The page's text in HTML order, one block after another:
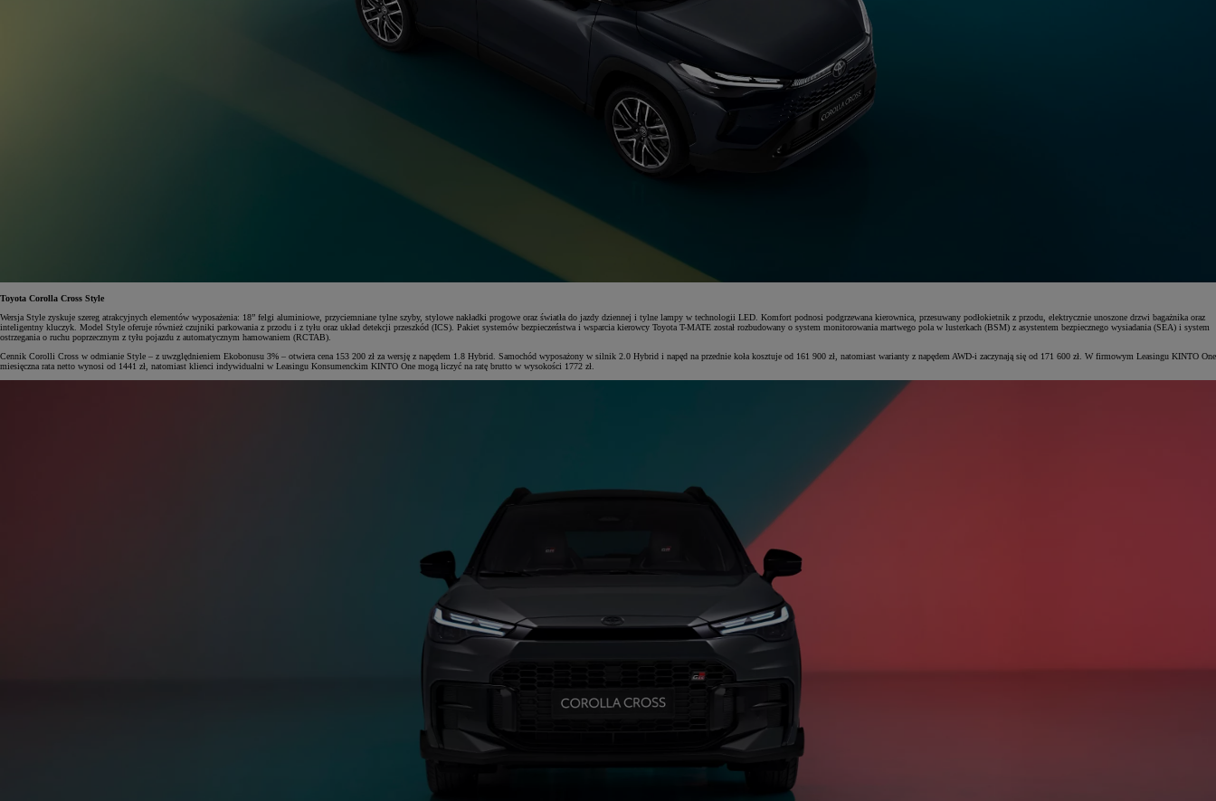
Toyota Corolla Cross Style
Wersja Style zyskuje szereg atrakcyjnych elementów wyposażenia: 18” felgi aluminiowe, przyciemniane tylne szyby, stylowe nakładki progowe oraz światła do jazdy dziennej i tylne lampy w technologii LED. Komfort podnosi podgrzewana kierownica, przesuwany podłokietnik z przodu, elektrycznie unoszone drzwi bagażnika oraz
inteligentny kluczyk. Model Style oferuje również czujniki parkowania z przodu i z tyłu oraz układ detekcji przeszkód (ICS). Pakiet systemów bezpieczeństwa i wsparcia kierowcy Toyota T-MATE został rozbudowany o system monitorowania martwego pola w lusterkach (BSM) z asystentem bezpiecznego wysiadania (SEA) i system
ostrzegania o ruchu poprzecznym z tyłu pojazdu z automatycznym hamowaniem (RCTAB).
Cennik Corolli Cross w odmianie Style – z uwzględnieniem Ekobonusu 3% – otwiera cena 153 200 zł za wersję z napędem 1.8 Hybrid. Samochód wyposażony w silnik 2.0 Hybrid i napęd na przednie koła kosztuje od 161 900 zł, natomiast warianty z napędem AWD-i zaczynają się od 171 600 zł. W firmowym Leasingu KINTO One
miesięczna rata netto wynosi od 1441 zł, natomiast klienci indywidualni w Leasingu Konsumenckim KINTO One mogą liczyć na ratę brutto w wysokości 1772 zł.